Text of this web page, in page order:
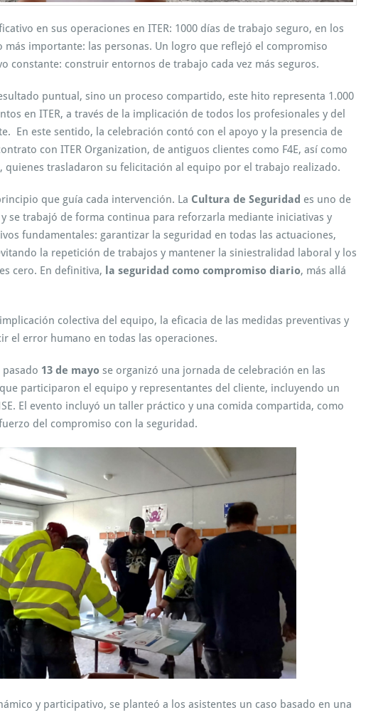
en sus operaciones en ITER: 1000 días de trabajo seguro, en los
más importante: las personas. Un logro que reflejó el compromiso
constante: construir entornos de trabajo cada vez más seguros.
puntual, sino un proceso compartido, este hito representa 1.000
en ITER, a través de la implicación de todos los profesionales y del
En este sentido, la celebración contó con el apoyo y la presencia de
con ITER Organization, de antiguos clientes como F4E, así como
quienes trasladaron su felicitación al equipo por el trabajo realizado.
que guía cada intervención. La Cultura de Seguridad es uno de
y se trabajó de forma continua para reforzarla mediante iniciativas y
fundamentales: garantizar la seguridad en todas las actuaciones,
la repetición de trabajos y mantener la siniestralidad laboral y los
cero. En definitiva, la seguridad como compromiso diario, más allá
colectiva del equipo, la eficacia de las medidas preventivas y
el error humano en todas las operaciones.
13 de mayo se organizó una jornada de celebración en las
que participaron el equipo y representantes del cliente, incluyendo un
El evento incluyó un taller práctico y una comida compartida, como
del compromiso con la seguridad.
y participativo, se planteó a los asistentes un caso basado en una